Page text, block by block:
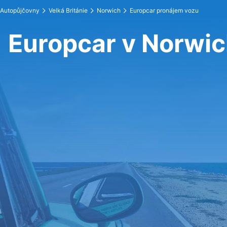
Autopůjčovny Velká Británie Norwich Europcar pronájem vozu
Europcar v